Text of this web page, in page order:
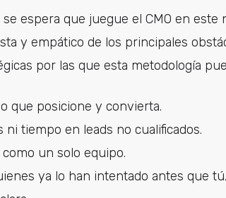
espera que juegue el CMO en este
y empático de los principales
por las que esta metodología
que posicione y convierta.
ni tiempo en leads no cualificados.
un solo equipo.
ya lo han intentado antes que tú.